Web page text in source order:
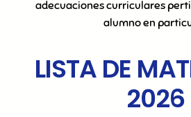
adecuaciones curriculares
alumno en
LISTA DE
2026